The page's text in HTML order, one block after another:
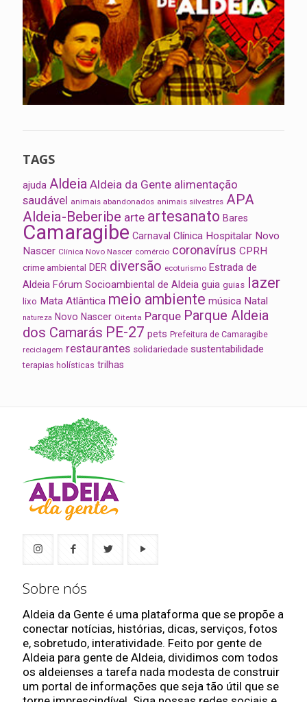
TAGS
ajuda Aldeia Aldeia da Gente alimentação
saudável animais abandonados animais silvestres APA
Aldeia-Beberibe arte artesanato Bares
Camaragibe Carnaval Clínica Hospitalar Novo
Nascer Clínica Novo Nascer comércio coronavírus CPRH
crime ambiental DER diversão ecoturismo Estrada de
Aldeia Fórum Socioambiental de Aldeia guia guias lazer
lixo Mata Atlântica meio ambiente música Natal
natureza Novo Nascer Oitenta Parque Parque Aldeia
dos Camarás PE-27 pets Prefeitura de Camaragibe
reciclagem restaurantes solidariedade sustentabilidade
terapias holísticas trilhas
Sobre nós
Aldeia da Gente é uma plataforma que se propõe a
conectar notícias, histórias, dicas, serviços, fotos
e, sobretudo, interatividade. Feito por gente de
Aldeia para gente de Aldeia, dividimos com todos
os aldeienses a tarefa nada modesta de construir
um portal de informações que seja tão útil que se